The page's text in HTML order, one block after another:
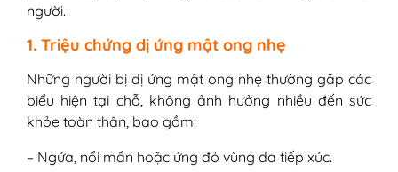
người.
1. Triệu chứng dị ứng mật ong nhẹ
Những người bị dị ứng mật ong nhẹ thường gặp các
biểu hiện tại chỗ, không ảnh hưởng nhiều đến sức
khỏe toàn thân, bao gồm:
– Ngứa, nổi mẩn hoặc ửng đỏ vùng da tiếp xúc.